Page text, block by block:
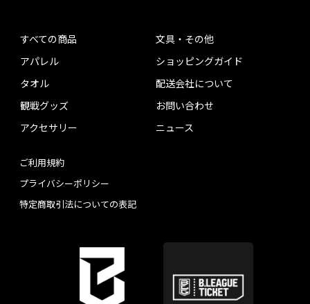
すべての商品
アパレル
タオル
観戦グッズ
アクセサリー
文具・その他
ショッピングガイド
配送会社について
お問い合わせ
ニュース
ご利用規約
プライバシーポリシー
特定商取引法についての表記